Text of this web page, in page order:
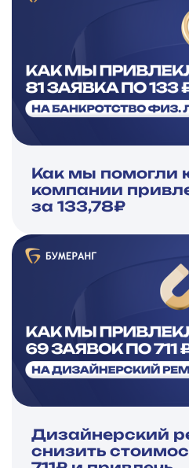
Как мы помогли
компании
за 133,78₽
Дизайнерский
снизить